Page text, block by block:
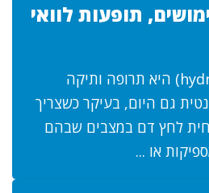
תופעות לוואי
הידראלאזין (hydralazine) היא תרופה ותיקה
גם היום, בעיקר כשצריך
לחץ דם במצבים שבהם
או ...